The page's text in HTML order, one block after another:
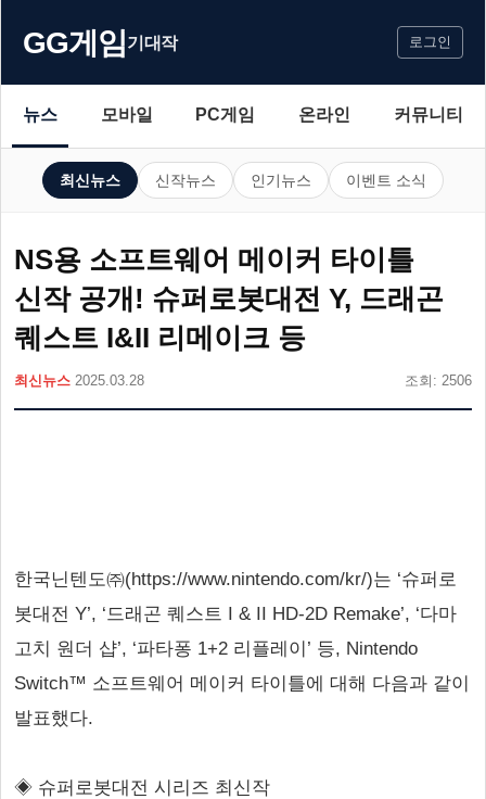
GG게임기대작 로그인
뉴스 모바일 PC게임 온라인 커뮤니티
최신뉴스 신작뉴스 인기뉴스 이벤트 소식
NS용 소프트웨어 메이커 타이틀
신작 공개! 슈퍼로봇대전 Y, 드래곤
퀘스트 I&II 리메이크 등
최신뉴스 2025.03.28 조회: 2506
한국닌텐도㈜(https://www.nintendo.com/kr/)는 ‘슈퍼로
봇대전 Y’, ‘드래곤 퀘스트 I & II HD-2D Remake’, ‘다마
고치 원더 샵’, ‘파타퐁 1+2 리플레이’ 등, Nintendo
Switch™ 소프트웨어 메이커 타이틀에 대해 다음과 같이
발표했다.
◈ 슈퍼로봇대전 시리즈 최신작